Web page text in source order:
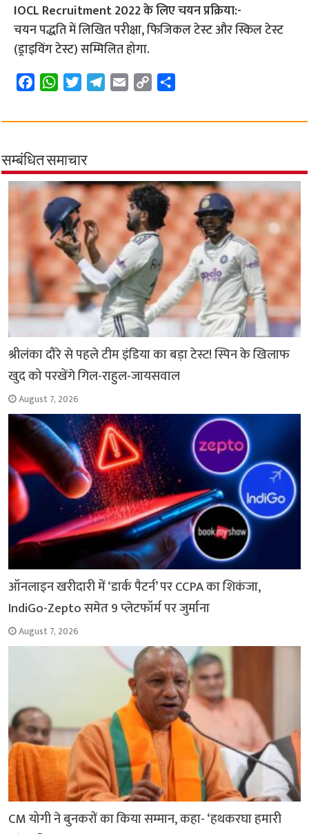
IOCL Recruitment 2022 के लिए चयन प्रक्रिया:-
चयन पद्धति में लिखित परीक्षा, फिजिकल टेस्ट और स्किल टेस्ट
(ड्राइविंग टेस्ट) सम्मिलित होगा.
c
b
o
o
W
a
s
A
p
p
i
t
e
r
l
r
a
m
a
p
i
n
k
a
सम्बंधित समाचार
श्रीलंका दौरे से पहले टीम इंडिया का बड़ा टेस्ट! स्पिन के खिलाफ
खुद को परखेंगे गिल-राहुल-जायसवाल
August 7, 2026
ऑनलाइन खरीदारी में ‘डार्क पैटर्न’ पर CCPA का शिकंजा,
IndiGo-Zepto समेत 9 प्लेटफॉर्म पर जुर्माना
August 7, 2026
CM योगी ने बुनकरों का किया सम्मान, कहा- ‘हथकरघा हमारी